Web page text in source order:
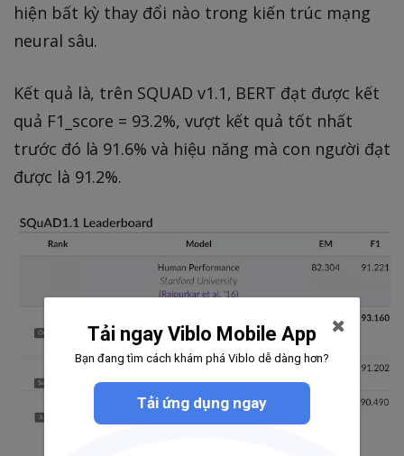
hiện bất kỳ thay đổi nào trong kiến trúc mạng
neural sâu.
Kết quả là, trên SQUAD v1.1, BERT đạt được kết
quả F1_score = 93.2%, vượt kết quả tốt nhất
trước đó là 91.6% và hiệu năng mà con người đạt
được là 91.2%.
Tải ngay Viblo Mobile App
Bạn đang tìm cách khám phá Viblo dễ dàng hơn?
Tải ứng dụng ngay